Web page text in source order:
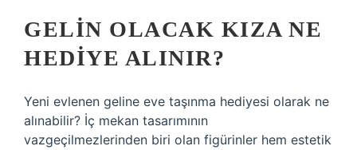
GELIN OLACAK KIZA NE
HEDIYE ALINIR?
Yeni evlenen geline eve taşınma hediyesi olarak ne
alınabilir? İç mekan tasarımının
vazgeçilmezlerinden biri olan figürinler hem estetik